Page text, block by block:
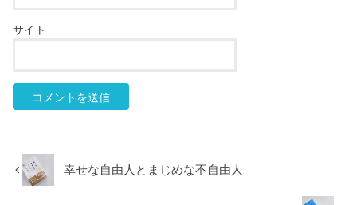
サイト
幸せな自由人とまじめな不自由人